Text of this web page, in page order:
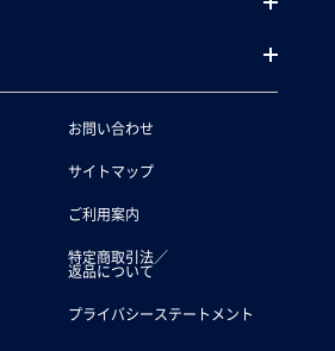
お問い合わせ
サイトマップ
ご利用案内
特定商取引法／
返品について
プライバシーステートメント